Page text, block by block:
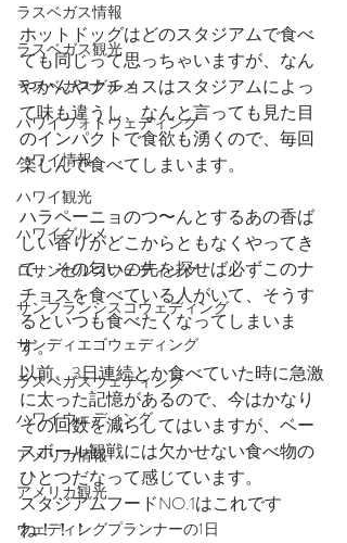
ラスベガス情報
ラスベガス観光
ラスベガスグルメ
ハワイフォトウェディング
ハワイ情報
ハワイ観光
ハワイグルメ
ロサンゼルスウェディング
サンフランシスコウェディング
サンディエゴウェディング
ラスベガスウェディング
ハワイウェディング
アメリカ情報
アメリカ観光
ウェディングプランナーの1日
ホットドッグはどのスタジアムで食べ
ても同じって思っちゃいますが、なん
やかんやナチョスはスタジアムによっ
て味も違うし、なんと言っても見た目
のインパクトで食欲も湧くので、毎回
楽しんで食べてしまいます。
ハラペーニョのつ〜んとするあの香ば
しい香りがどこからともなくやってき
て、その匂いの先を探せば必ずこのナ
チョスを食べている人がいて、そうす
るといつも食べたくなってしまいま
す。
以前、3日連続とか食べていた時に急激
に太った記憶があるので、今はかなり
その回数を減らしてはいますが、ベー
スボール観戦には欠かせない食べ物の
ひとつだなって感じています。
スタジアムフードNO.1はこれです
ね！！！